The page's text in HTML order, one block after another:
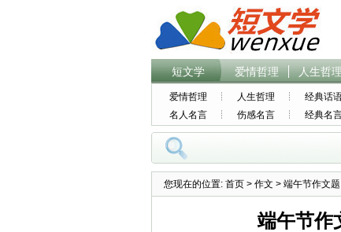
短文学 爱情哲理 人生哲
爱情哲理 人生哲理 经典话
名人名言
伤感名言 经典名
您现在的位置: 首页 > 作文 > 端午节作文
端午节作